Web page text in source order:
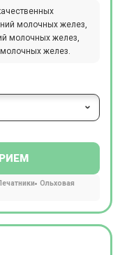
молочных желез,
молочных желез,
желез.
Ольховая